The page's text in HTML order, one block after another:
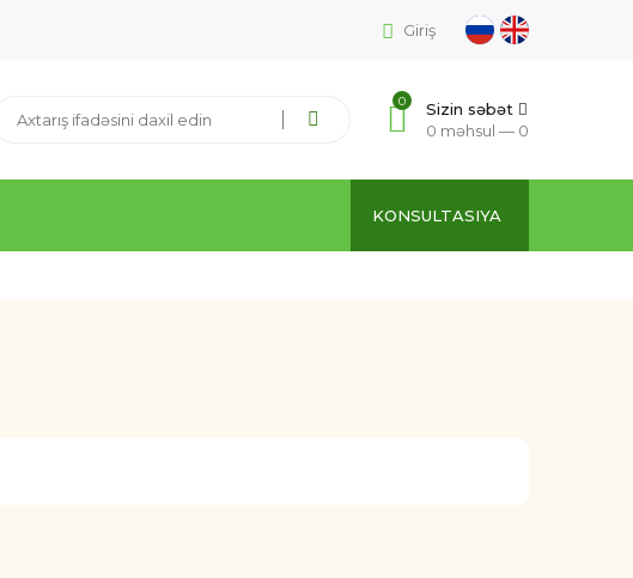
Giriş
0
Sizin səbət
0 məhsul — 0
KONSULTASIYA